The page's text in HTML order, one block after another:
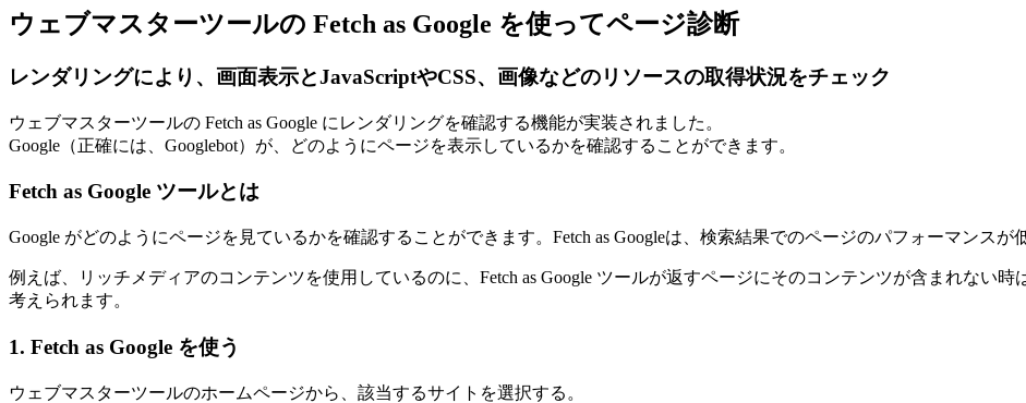
ウェブマスターツールの Fetch as Google を使ってページ診断
レンダリングにより、画面表示とJavaScriptやCSS、画像などのリソースの取得状況をチェック
ウェブマスターツールの Fetch as Google にレンダリングを確認する機能が実装されました。
Google（正確には、Googlebot）が、どのようにページを表示しているかを確認することができます。
Fetch as Google ツールとは
Google がどのようにページを見ているかを確認することができます。Fetch as Googleは、検索結果でのページのパフォーマンス
例えば、リッチメディアのコンテンツを使用しているのに、Fetch as Google ツールが返すページにそのコンテンツが含まれない
考えられます。
1. Fetch as Google を使う
ウェブマスターツールのホームページから、該当するサイトを選択する。